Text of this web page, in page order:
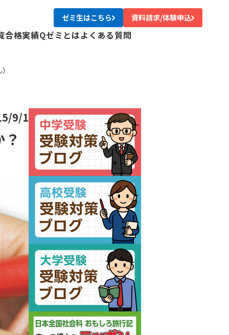
ゼミ生はこちら 資料請求/体験申込
校
校
校
合格実績Qゼミとはよくある質問
9/1